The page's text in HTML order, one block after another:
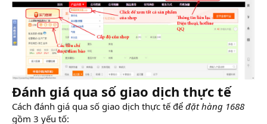
Đánh giá qua số giao dịch thực tế
Cách đánh giá qua số giao dịch thực tế để đặt hàng 1688
gồm 3 yếu tố: